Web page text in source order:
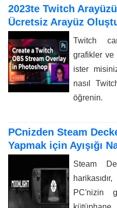
2023te Twitch Arayüzü
Ücretsiz Arayüz
Twitch
grafikler ve
ister
nasıl
öğrenin.
PCnizden Steam
Yapmak için Ayışığı
Steam
PC'nizin